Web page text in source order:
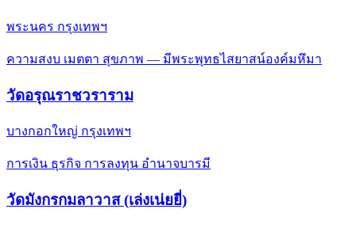
พระนคร กรุงเทพฯ
ความสงบ เมตตา สุขภาพ — มีพระพุทธไสยาสน์องค์มหึมา
วัดอรุณราชวราราม
บางกอกใหญ่ กรุงเทพฯ
การเงิน ธุรกิจ การลงทุน อำนาจบารมี
วัดมังกรกมลาวาส (เล่งเน่ยยี่)